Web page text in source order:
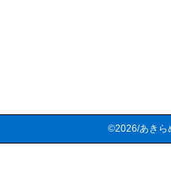
©2026/あきら